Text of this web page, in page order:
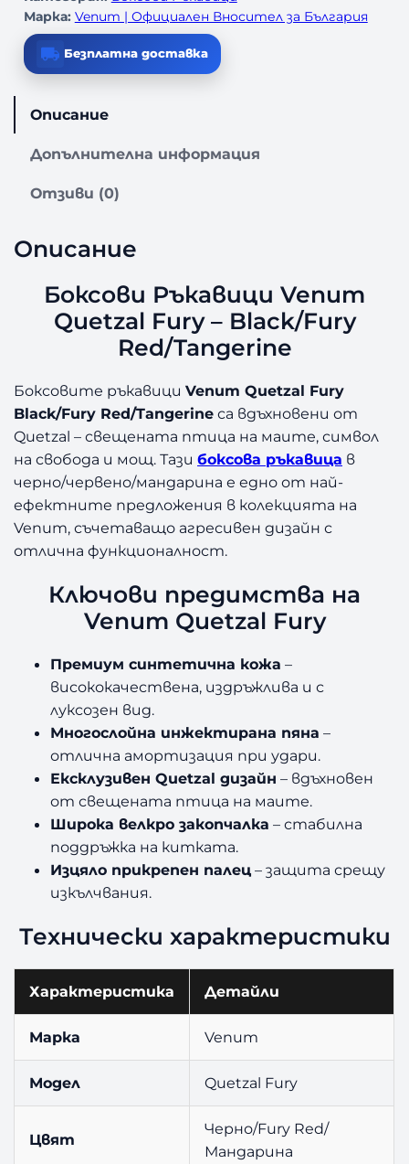
Марка: Venum | Официален Вносител за България
Безплатна доставка
Описание
Допълнителна информация
Отзиви (0)
Описание
Боксови Ръкавици Venum
Quetzal Fury – Black/Fury
Red/Tangerine
Боксовите ръкавициVenum Quetzal Fury
Black/Fury Red/Tangerine са вдъхновени от
Quetzal – свещената птица на маите, символ
на свобода и мощ. Тазибоксова ръкавица в
черно/червено/мандарина е едно от най-
ефектните предложения в колекцията на
Venum, съчетаващо агресивен дизайн с
отлична функционалност.
Ключови предимства на
Venum Quetzal Fury
Премиум синтетична кожа –
висококачествена, издръжлива и с
луксозен вид.
Многослойна инжектирана пяна –
отлична амортизация при удари.
Ексклузивен Quetzal дизайн – вдъхновен
от свещената птица на маите.
Широка велкро закопчалка – стабилна
поддръжка на китката.
Изцяло прикрепен палец – защита срещу
изкълчвания.
Технически характеристики
Характеристика Детайли
Марка Venum
Модел Quetzal Fury
Цвят
Черно/Fury Red/
Мандарина